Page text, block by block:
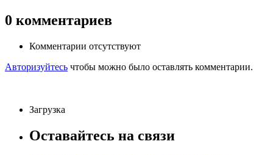
0 комментариев
Комментарии отсутствуют
Авторизуйтесь чтобы можно было оставлять комментарии.
Загрузка
Оставайтесь на связи